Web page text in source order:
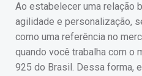
Ao estabelecer uma relação
agilidade e personalização,
como uma referência no
quando você trabalha com o
925 do Brasil. Dessa forma,